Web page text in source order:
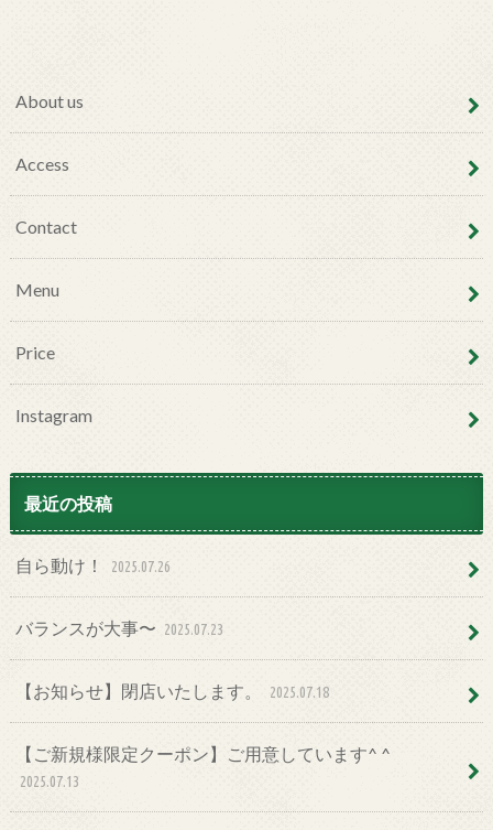
About us
Access
Contact
Menu
Price
Instagram
最近の投稿
自ら動け！ 2025.07.26
バランスが大事〜 2025.07.23
【お知らせ】閉店いたします。 2025.07.18
【ご新規様限定クーポン】ご用意しています^ ^
2025.07.13